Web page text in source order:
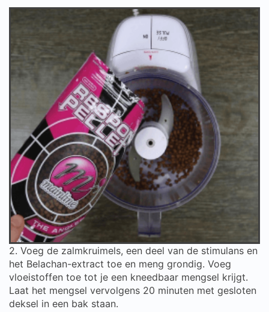
2. Voeg de zalmkruimels, een deel van de stimulans en
het Belachan-extract toe en meng grondig. Voeg
vloeistoffen toe tot je een kneedbaar mengsel krijgt.
Laat het mengsel vervolgens 20 minuten met gesloten
deksel in een bak staan.